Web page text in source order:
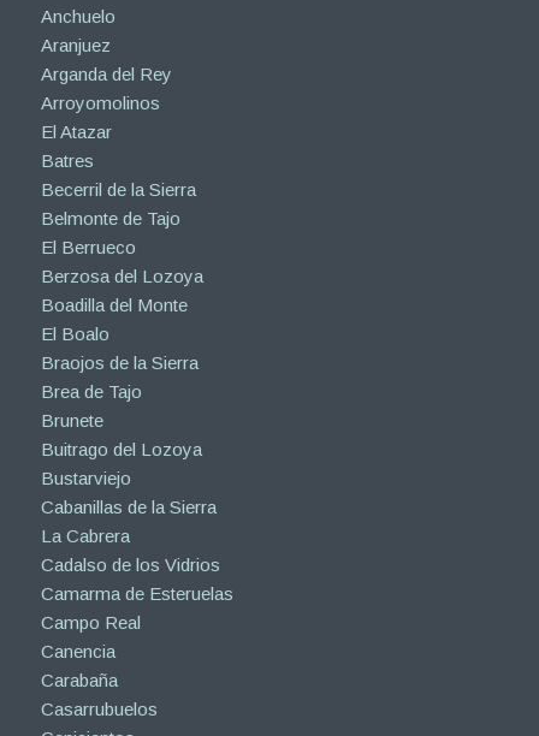
Anchuelo
Aranjuez
Arganda del Rey
Arroyomolinos
El Atazar
Batres
Becerril de la Sierra
Belmonte de Tajo
El Berrueco
Berzosa del Lozoya
Boadilla del Monte
El Boalo
Braojos de la Sierra
Brea de Tajo
Brunete
Buitrago del Lozoya
Bustarviejo
Cabanillas de la Sierra
La Cabrera
Cadalso de los Vidrios
Camarma de Esteruelas
Campo Real
Canencia
Carabaña
Casarrubuelos